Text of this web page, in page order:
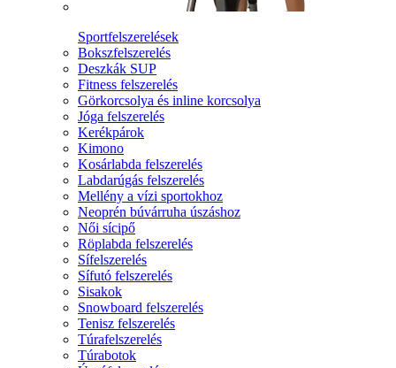
Sportfelszerelések
Bokszfelszerelés
Deszkák SUP
Fitness felszerelés
Görkorcsolya és inline korcsolya
Jóga felszerelés
Kerékpárok
Kimono
Kosárlabda felszerelés
Labdarúgás felszerelés
Mellény a vízi sportokhoz
Neoprén búvárruha úszáshoz
Női sícipő
Röplabda felszerelés
Sífelszerelés
Sífutó felszerelés
Sisakok
Snowboard felszerelés
Tenisz felszerelés
Túrafelszerelés
Túrabotok